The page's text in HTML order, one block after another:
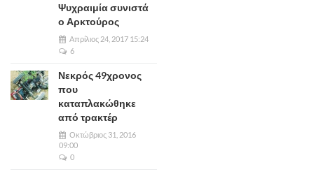
Ψυχραιμία συνιστά
ο Αρκτούρος
Απρίλιος 24, 2017 15:24
6
Νεκρός 49χρονος
που
καταπλακώθηκε
από τρακτέρ
Οκτώβριος 31, 2016
09:00
0